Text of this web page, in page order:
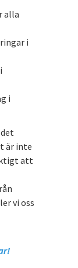
alla
i
i
är inte
att
vi oss